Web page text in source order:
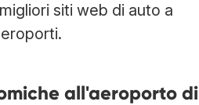
siti web di auto a
all'aeroporto di